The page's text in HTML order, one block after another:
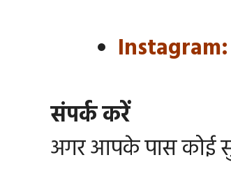
Instagram:
संपर्क करें
अगर आपके पास कोई